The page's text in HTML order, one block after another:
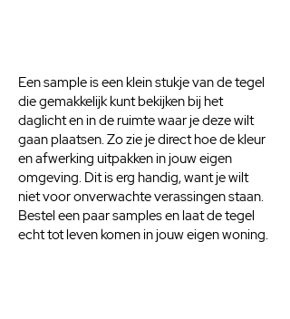
Een sample is een klein stukje van de tegel
die gemakkelijk kunt bekijken bij het
daglicht en in de ruimte waar je deze wilt
gaan plaatsen. Zo zie je direct hoe de kleur
en afwerking uitpakken in jouw eigen
omgeving. Dit is erg handig, want je wilt
niet voor onverwachte verassingen staan.
Bestel een paar samples en laat de tegel
echt tot leven komen in jouw eigen woning.